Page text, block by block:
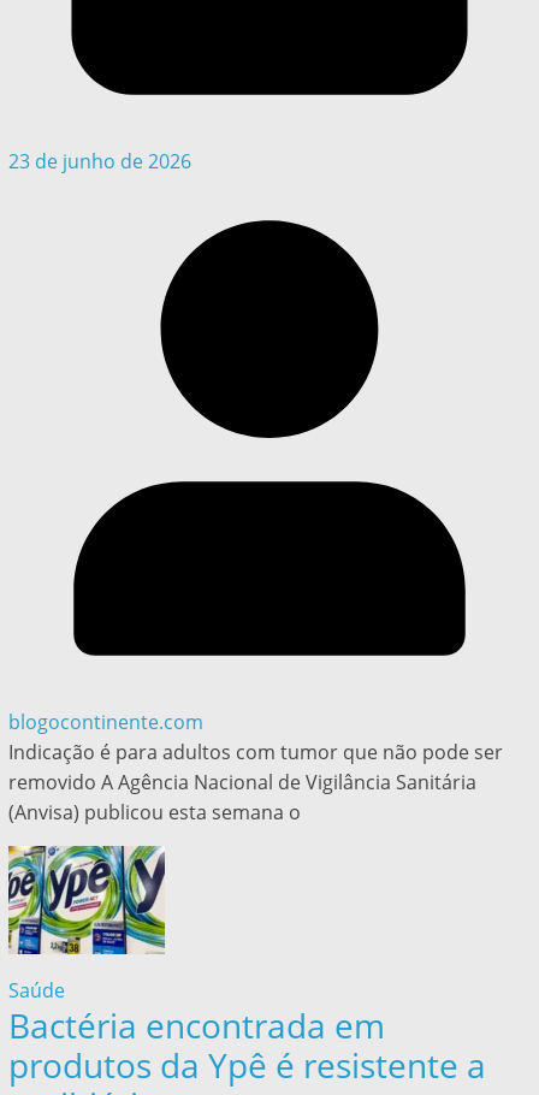
23 de junho de 2026
blogocontinente.com
Indicação é para adultos com tumor que não pode ser
removido A Agência Nacional de Vigilância Sanitária
(Anvisa) publicou esta semana o
Saúde
Bactéria encontrada em
produtos da Ypê é resistente a